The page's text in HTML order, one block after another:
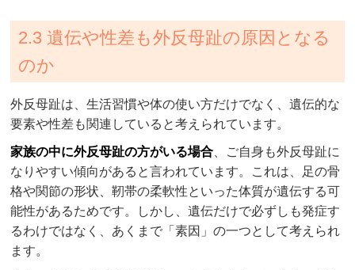
2.3 遺伝や性差も外反母趾の原因となる
のか
外反母趾は、生活習慣や体の使い方だけでなく、遺伝的な
要素や性差も関連していると考えられています。
家族の中に外反母趾の方がいる場合 、ご自身も外反母趾に
なりやすい傾向があると言われています。これは、足の骨
格や関節の形状、靭帯の柔軟性といった体質が遺伝する可
能性があるためです。しかし、遺伝だけで必ずしも発症す
るわけではなく、あくまで「素因」の一つとして考えられ
ます。